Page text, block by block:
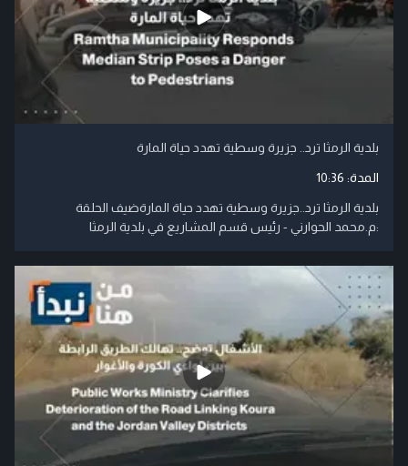
بلدية الرمثا ترد.. جزيرة وسطية تهدد حياة المارة
المدة: 10:36
بلدية الرمثا ترد..جزيرة وسطية تهدد حياة المارةضيف الحلقة
:م.محمد الحوارني - رئيس قسم المشاريع في بلدية الرمثا